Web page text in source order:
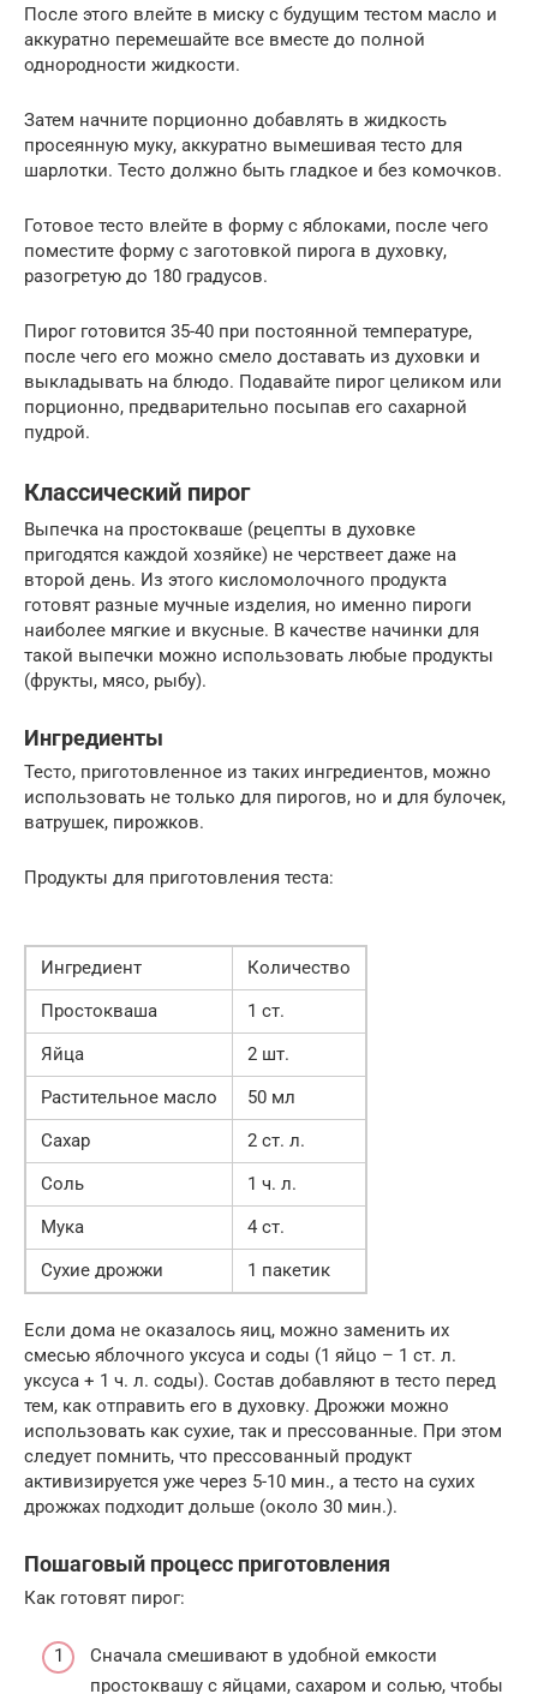
После этого влейте в миску с будущим тестом масло и
аккуратно перемешайте все вместе до полной
однородности жидкости.
Затем начните порционно добавлять в жидкость
просеянную муку, аккуратно вымешивая тесто для
шарлотки. Тесто должно быть гладкое и без комочков.
Готовое тесто влейте в форму с яблоками, после чего
поместите форму с заготовкой пирога в духовку,
разогретую до 180 градусов.
Пирог готовится 35-40 при постоянной температуре,
после чего его можно смело доставать из духовки и
выкладывать на блюдо. Подавайте пирог целиком или
порционно, предварительно посыпав его сахарной
пудрой.
Классический пирог
Выпечка на простокваше (рецепты в духовке
пригодятся каждой хозяйке) не черствеет даже на
второй день. Из этого кисломолочного продукта
готовят разные мучные изделия, но именно пироги
наиболее мягкие и вкусные. В качестве начинки для
такой выпечки можно использовать любые продукты
(фрукты, мясо, рыбу).
Ингредиенты
Тесто, приготовленное из таких ингредиентов, можно
использовать не только для пирогов, но и для булочек,
ватрушек, пирожков.
Продукты для приготовления теста:
Ингредиент
Количество
Простокваша
1 ст.
Яйца
2 шт.
Растительное масло
50 мл
Сахар
2 ст. л.
Соль
1 ч. л.
Мука
4 ст.
Сухие дрожжи
1 пакетик
Если дома не оказалось яиц, можно заменить их
смесью яблочного уксуса и соды (1 яйцо – 1 ст. л.
уксуса + 1 ч. л. соды). Состав добавляют в тесто перед
тем, как отправить его в духовку. Дрожжи можно
использовать как сухие, так и прессованные. При этом
следует помнить, что прессованный продукт
активизируется уже через 5-10 мин., а тесто на сухих
дрожжах подходит дольше (около 30 мин.).
Пошаговый процесс приготовления
Как готовят пирог:
Сначала смешивают в удобной емкости
простоквашу с яйцами, сахаром и солью, чтобы